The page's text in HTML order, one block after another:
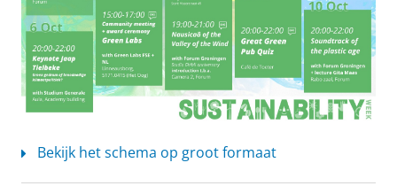
Bekijk het schema op groot formaat